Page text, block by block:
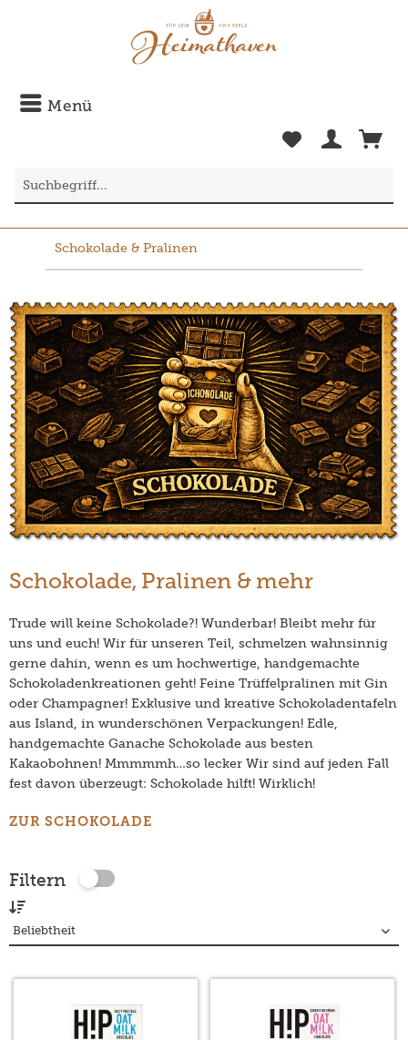
Menü
Schokolade & Pralinen
Schokolade, Pralinen & mehr
Trude will keine Schokolade?! Wunderbar! Bleibt mehr für
uns und euch! Wir für unseren Teil, schmelzen wahnsinnig
gerne dahin, wenn es um hochwertige, handgemachte
Schokoladenkreationen geht! Feine Trüffelpralinen mit Gin
oder Champagner! Exklusive und kreative Schokoladentafeln
aus Island, in wunderschönen Verpackungen! Edle,
handgemachte Ganache Schokolade aus besten
Kakaobohnen! Mmmmmh…so lecker Wir sind auf jeden Fall
fest davon überzeugt: Schokolade hilft! Wirklich!
ZUR SCHOKOLADE
Filtern